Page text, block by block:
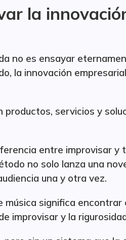
la
no es ensayar
la innovación
servicios y
entre improvisar y
no solo lanza una
una y otra vez.
música significa
improvisar y la